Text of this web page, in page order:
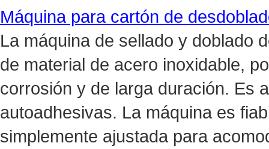
Máquina para cartón de
La máquina de sellado y doblado
de material de acero inoxidable,
corrosión y de larga duración. Es
autoadhesivas. La máquina es
simplemente ajustada para